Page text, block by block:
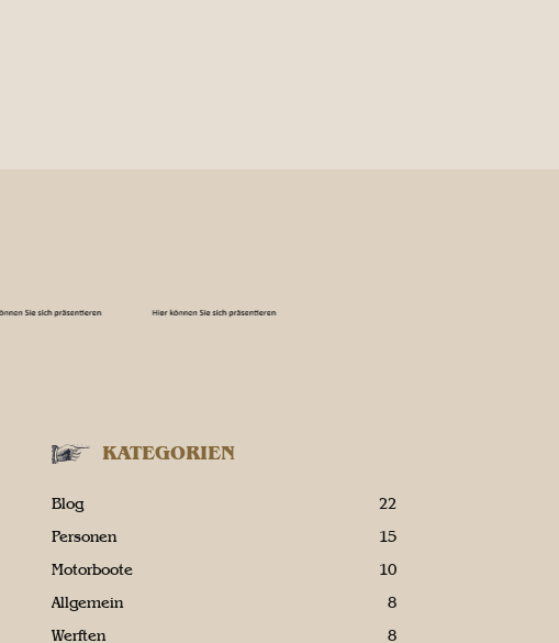
KATEGORIEN
Blog
22
Personen
15
Motorboote
10
Allgemein
8
Werften
8